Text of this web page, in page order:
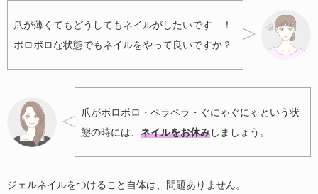
爪が薄くてもどうしてもネイルがしたいです…！
ボロボロな状態でもネイルをやって良いですか？
爪がボロボロ・ペラペラ・ぐにゃぐにゃという状
態の時には、 ネイルをお休みしましょう。
ジェルネイルをつけること自体は、問題ありません。